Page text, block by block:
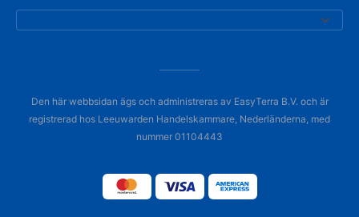
Den här webbsidan ägs och administreras av EasyTerra B.V. och är
registrerad hos Leeuwarden Handelskammare, Nederländerna, med
nummer 01104443